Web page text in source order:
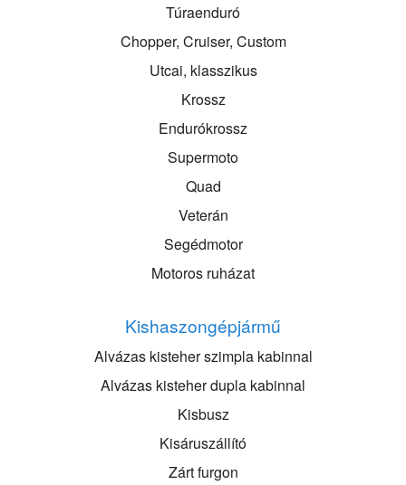
Túraenduró
Chopper, Cruiser, Custom
Utcai, klasszikus
Krossz
Endurókrossz
Supermoto
Quad
Veterán
Segédmotor
Motoros ruházat
Kishaszongépjármű
Alvázas kisteher szimpla kabinnal
Alvázas kisteher dupla kabinnal
Kisbusz
Kisáruszállító
Zárt furgon